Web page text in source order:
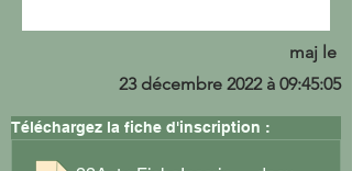
maj le
23 décembre 2022 à 09:45:05
Téléchargez la fiche d'inscription :